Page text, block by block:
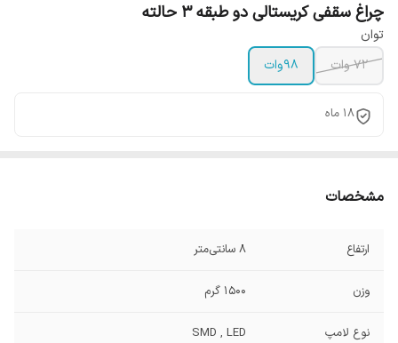
چراغ سقفی کریستالی دو طبقه 3 حالته
توان
72 وات
98وات
18 ماه
مشخصات
ارتفاع ۸ سانتی‌متر
وزن 1500 گرم
نوع لامپ SMD , LED